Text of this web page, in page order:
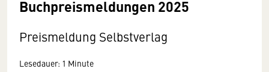
Buchpreismeldungen 2025
Preismeldung Selbstverlag
Lesedauer: 1 Minute